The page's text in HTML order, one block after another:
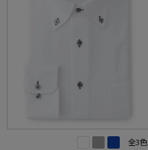
全3色